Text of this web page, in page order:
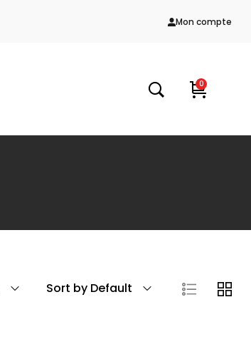
Mon compte
0
Sort by Default